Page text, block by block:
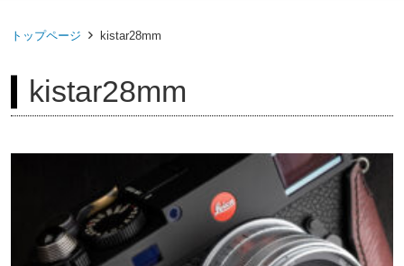
トップページ kistar28mm
kistar28mm